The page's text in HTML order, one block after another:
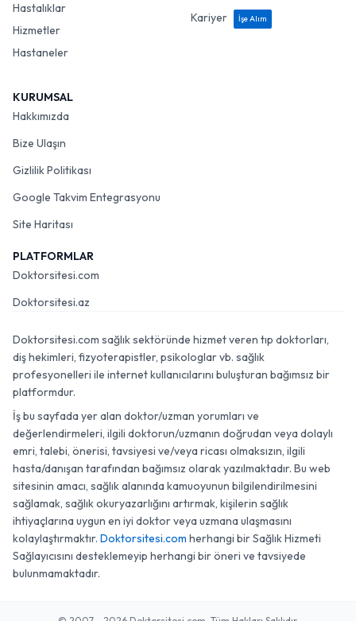
Hastalıklar
Hizmetler
Hastaneler
Kariyer
İşe Alım
KURUMSAL
Hakkımızda
Bize Ulaşın
Gizlilik Politikası
Google Takvim Entegrasyonu
Site Haritası
PLATFORMLAR
Doktorsitesi.com
Doktorsitesi.az
Doktorsitesi.com sağlık sektöründe hizmet veren tıp doktorları,
diş hekimleri, fizyoterapistler, psikologlar vb. sağlık
profesyonelleri ile internet kullanıcılarını buluşturan bağımsız bir
platformdur.
İş bu sayfada yer alan doktor/uzman yorumları ve
değerlendirmeleri, ilgili doktorun/uzmanın doğrudan veya dolaylı
emri, talebi, önerisi, tavsiyesi ve/veya ricası olmaksızın, ilgili
hasta/danışan tarafından bağımsız olarak yazılmaktadır. Bu web
sitesinin amacı, sağlık alanında kamuoyunun bilgilendirilmesini
sağlamak, sağlık okuryazarlığını artırmak, kişilerin sağlık
ihtiyaçlarına uygun en iyi doktor veya uzmana ulaşmasını
kolaylaştırmaktır. Doktorsitesi.com herhangi bir Sağlık Hizmeti
Sağlayıcısını desteklemeyip herhangi bir öneri ve tavsiyede
bulunmamaktadır.